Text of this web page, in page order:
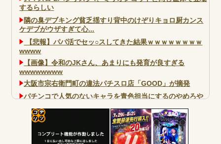
するらしい
隣の臭デブキング貧乏揺すり背中のけぞりキョロ厨カンス
ケデブがウザすぎて心...
【悲報】パパ活でセッ○スしてきた結果ｗｗｗｗｗｗｗｗ
wwww
【画像】令和のJKさん、あまりにも発育が良すぎる
wwwwwwww
大阪市宗右衛門町の違法パチスロ店「GOOD」が摘発
パチンコで人気のないキャラを青色担当にするのやめろや
ワイ、パチンコ屋店員の目の前で会員カードを握り潰し
「今までありがとう」と...
無職のパチンコカス(22)なんやが、ワイの人生どれくらい
ヤバいか教えて？...